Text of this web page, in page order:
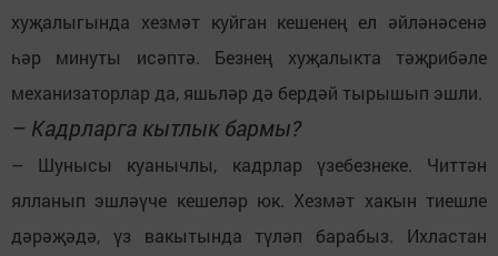
хуҗалыгында хезмәт куйган кешенең ел әйләнәсенә
һәр минуты исәптә. Безнең хуҗалыкта тәҗрибәле
механизаторлар да, яшьләр дә бердәй тырышып эшли.
– Кадрларга кытлык бармы?
– Шунысы куанычлы, кадрлар үзебезнеке. Читтән
ялланып эшләүче кешеләр юк. Хезмәт хакын тиешле
дәрәҗәдә, үз вакытында түләп барабыз. Ихластан